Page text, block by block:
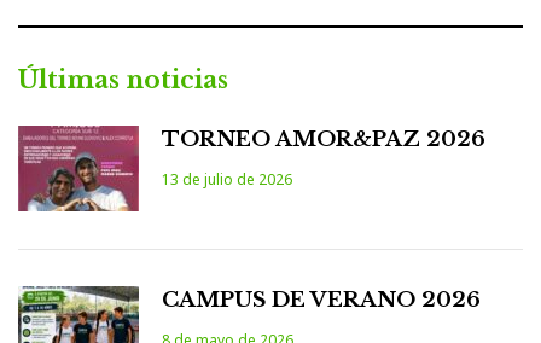
Últimas noticias
TORNEO AMOR&PAZ 2026
13 de julio de 2026
CAMPUS DE VERANO 2026